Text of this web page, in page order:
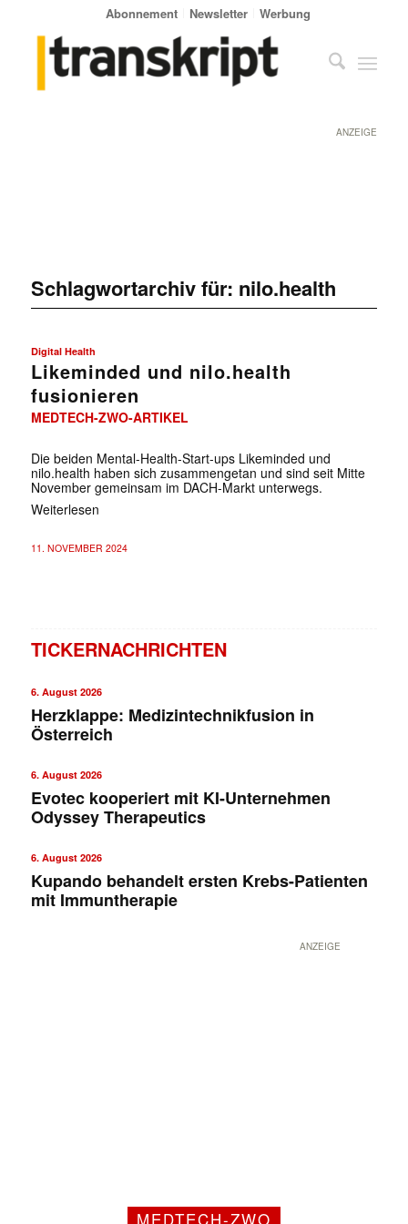
Abonnement Newsletter Werbung
ANZEIGE
Schlagwortarchiv für: nilo.health
Digital Health
Likeminded und nilo.health
fusionieren
MEDTECH-ZWO-ARTIKEL
Die beiden Mental-Health-Start-ups Likeminded und
nilo.health haben sich zusammengetan und sind seit Mitte
November gemeinsam im DACH-Markt unterwegs.
Weiterlesen
11. NOVEMBER 2024
TICKERNACHRICHTEN
6. August 2026
Herzklappe: Medizintechnikfusion in
Österreich
6. August 2026
Evotec kooperiert mit KI-Unternehmen
Odyssey Therapeutics
6. August 2026
Kupando behandelt ersten Krebs-Patienten
mit Immuntherapie
ANZEIGE
MEDTECH-ZWO